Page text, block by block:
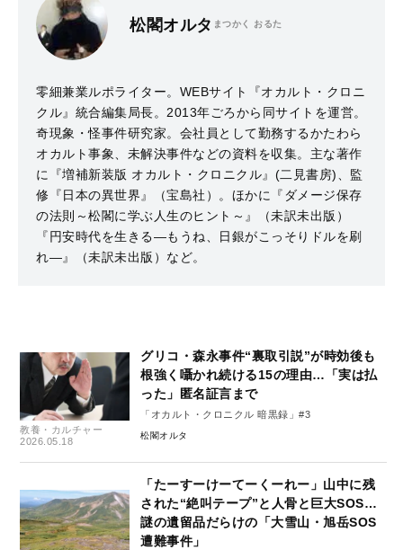
松閣オルタ まつかく おるた
零細兼業ルポライター。WEBサイト『オカルト・クロニ
クル』統合編集局長。2013年ごろから同サイトを運営。
奇現象・怪事件研究家。会社員として勤務するかたわら
オカルト事象、未解決事件などの資料を収集。主な著作
に『増補新装版 オカルト・クロニクル』(二見書房)、監
修『日本の異世界』（宝島社）。ほかに『ダメージ保存
の法則～松閣に学ぶ人生のヒント～』（未訳未出版）
『円安時代を生きる―もうね、日銀がこっそりドルを刷
れ―』（未訳未出版）など。
教養・カルチャー
2026.05.18
グリコ・森永事件“裏取引説”が時効後も
根強く囁かれ続ける15の理由…「実は払
った」匿名証言まで
「オカルト・クロニクル 暗黒録」#3
松閣オルタ
「たーすーけーてーくーれー」山中に残
された“絶叫テープ”と人骨と巨大SOS…
謎の遺留品だらけの「大雪山・旭岳SOS
遭難事件」